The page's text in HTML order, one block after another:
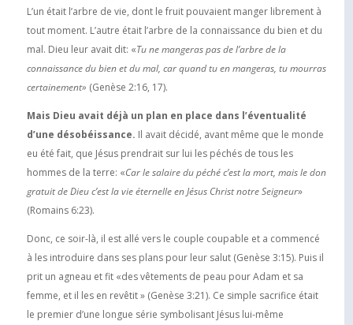
L’un était l’arbre de vie, dont le fruit pouvaient manger librement à
tout moment. L’autre était l’arbre de la connaissance du bien et du
mal. Dieu leur avait dit: «Tu ne mangeras pas de l’arbre de la
connaissance du bien et du mal, car quand tu en mangeras, tu mourras
certainement» (Genèse 2:16, 17).
Mais Dieu avait déjà un plan en place dans l’éventualité
d’une désobéissance. Il avait décidé, avant même que le monde
eu été fait, que Jésus prendrait sur lui les péchés de tous les
hommes de la terre: «Car le salaire du péché c’est la mort, mais le don
gratuit de Dieu c’est la vie éternelle en Jésus Christ notre Seigneur»
(Romains 6:23).
Donc, ce soir-là, il est allé vers le couple coupable et a commencé
à les introduire dans ses plans pour leur salut (Genèse 3:15). Puis il
prit un agneau et fit «des vêtements de peau pour Adam et sa
femme, et il les en revêtit » (Genèse 3:21). Ce simple sacrifice était
le premier d’une longue série symbolisant Jésus lui-même